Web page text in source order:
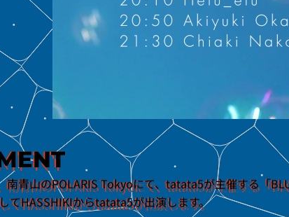
南青山のPOLARIS Tokyoにて、tatata5が主催する「
てHASSHIKIからtatata5が出演します。